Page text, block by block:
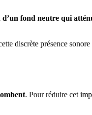
fond neutre qui
discrète présence
. Pour réduire cet